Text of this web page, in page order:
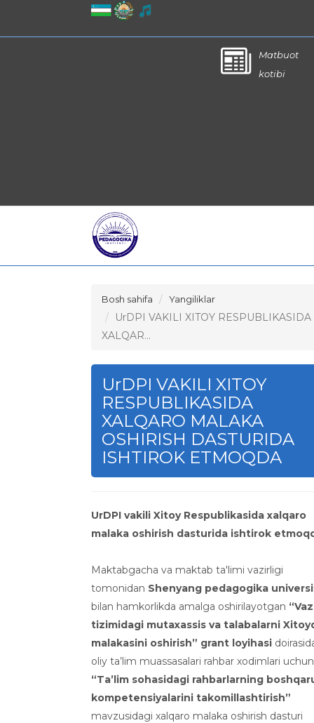
Matbuot
kotibi
Bosh sahifa Yangiliklar
UrDPI VAKILI XITOY RESPUBLIKASIDA
XALQAR...
UrDPI VAKILI XITOY
RESPUBLIKASIDA
XALQARO MALAKA
OSHIRISH DASTURIDA
ISHTIROK ETMOQDA
UrDPI vakili Xitoy Respublikasida xalqaro
malaka oshirish dasturida ishtirok
Maktabgacha va maktab ta'limi vazirligi
tomonidan Shenyang pedagogika
bilan hamkorlikda amalga oshirilayotgan
tizimidagi mutaxassis va talabalarni
malakasini oshirish” grant loyihasi
oliy ta’lim muassasalari rahbar xodimlari uchun
“Ta’lim sohasidagi rahbarlarning
kompetensiyalarini takomillashtirish”
mavzusidagi xalqaro malaka oshirish dasturi